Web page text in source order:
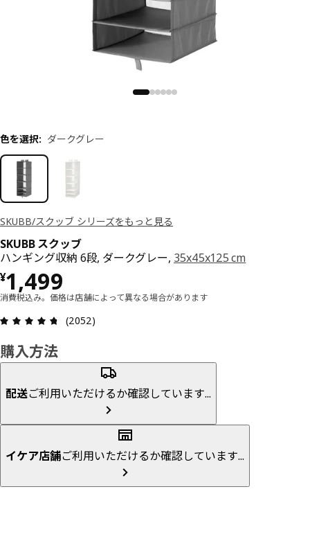
SKUBB/スクッブ シリーズをもっと見る
SKUBB スクッブ
ハンギング収納 6段, ダークグレー, 35x45x125 cm
¥1,499
価格 ¥ 1499
消費税込み。価格は店舗によって異なる場合があります
(2052)
色を選択: ダークグレー
購入方法
配送ご利用いただけるか確認しています...
イケア店舗ご利用いただけるか確認しています...